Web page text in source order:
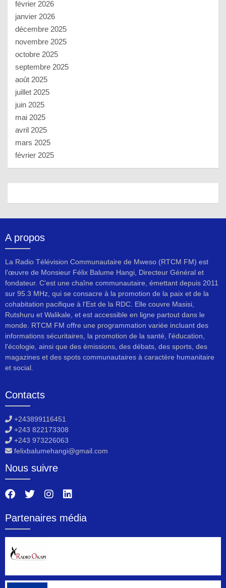
février 2026
janvier 2026
décembre 2025
novembre 2025
octobre 2025
septembre 2025
août 2025
juillet 2025
juin 2025
mai 2025
avril 2025
mars 2025
février 2025
A propos
La Radio Télévision Communautaire de Mweso (RTCM FM) est
l'œuvre de Monsieur Félix Balume Hangi, Directeur Général et
fondateur. C'est une chaîne communautaire, émettant depuis 2011
sur 95.3 MHz, qui se consacre à la promotion de la paix et de la
cohabitation pacifique à l'Est de la RDC. Elle couvre Masisi,
Rutshuru et Walikale, et est accessible en ligne partout dans le
monde. RTCM FM offre une programmation variée incluant des
informations sécuritaires, la promotion de la santé, l'éducation,
l'écologie, ainsi que des émissions, des débats, des sports, des
magazines et des spots communautaires à caractère humanitaire
et social.
Contacts
+243899116451
+243 822173308
+243 973226063
felixbalumehangi@gmail.com
Nous suivre
Partenaires média